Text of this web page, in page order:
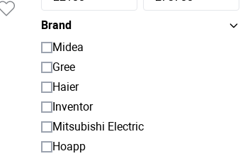
Brand
Midea
Gree
Haier
Inventor
Mitsubishi Electric
Hoapp